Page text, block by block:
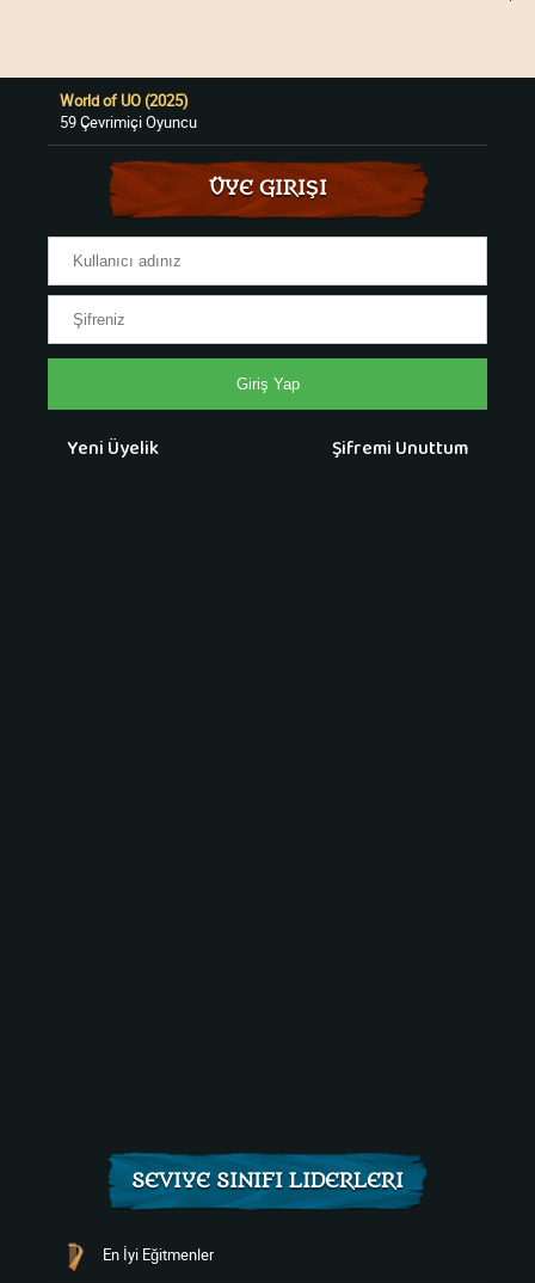
World of UO (2025)
59 Çevrimiçi Oyuncu
ÜYE GIRIŞI
Giriş Yap
Yeni Üyelik Şifremi Unuttum
SEVIYE SINIFI LIDERLERI
En İyi Eğitmenler